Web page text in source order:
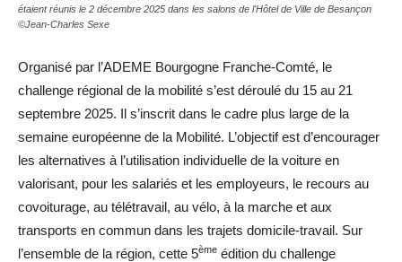
étaient réunis le 2 décembre 2025 dans les salons de l'Hôtel de Ville de Besançon
©Jean-Charles Sexe
Organisé par l’ADEME Bourgogne Franche-Comté, le
challenge régional de la mobilité s’est déroulé du 15 au 21
septembre 2025. Il s’inscrit dans le cadre plus large de la
semaine européenne de la Mobilité. L’objectif est d’encourager
les alternatives à l’utilisation individuelle de la voiture en
valorisant, pour les salariés et les employeurs, le recours au
covoiturage, au télétravail, au vélo, à la marche et aux
transports en commun dans les trajets domicile-travail. Sur
l’ensemble de la région, cette 5ème édition du challenge